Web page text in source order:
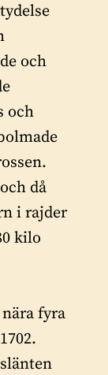
och
och
då
i rajder
kilo
fyra